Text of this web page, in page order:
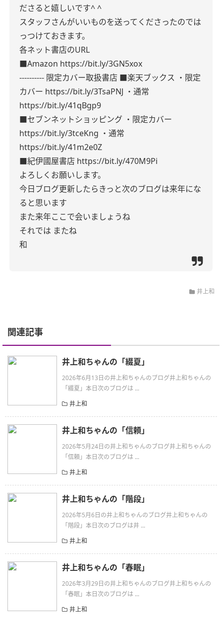
ださると嬉しいです^ ^
スタッフさんがいいものを送ってくださったのでは
っつけておきます。
各ネット書店のURL
■Amazon https://bit.ly/3GN5xox
---------- 限定カバー取扱書店 ■楽天ブックス ・限定
カバー https://bit.ly/3TsaPNJ ・通常
https://bit.ly/41qBgp9
■セブンネットショッピング ・限定カバー
https://bit.ly/3tceKng ・通常
https://bit.ly/41m2e0Z
■紀伊國屋書店 https://bit.ly/470M9Pi
よろしくお願いします。
今日ブログ更新したらきっと次のブログは来年にな
ると思います
また来年ここで会いましょうね
それでは またね
和
井上和
関連記事
井上和ちゃんの「綴夏」
2026年6月13日の井上和ちゃんのブログ井上和ちゃんの
「綴夏」本日次のブログは ...
井上和
井上和ちゃんの「信頼」
2026年5月24日の井上和ちゃんのブログ井上和ちゃんの
「信頼」本日次のブログは ...
井上和
井上和ちゃんの「階段」
2026年5月6日の井上和ちゃんのブログ井上和ちゃんの
「階段」本日次のブログは井 ...
井上和
井上和ちゃんの「春眠」
2026年3月29日の井上和ちゃんのブログ井上和ちゃんの
「春眠」本日次のブログは ...
井上和